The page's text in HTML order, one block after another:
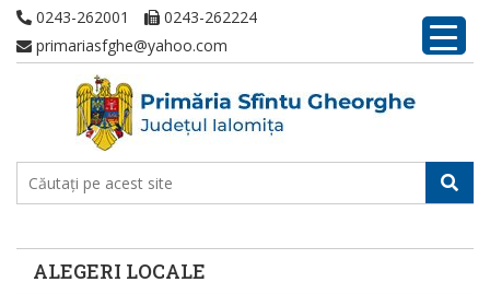
0243-262001
0243-262224
primariasfghe@yahoo.com
ALEGERI LOCALE